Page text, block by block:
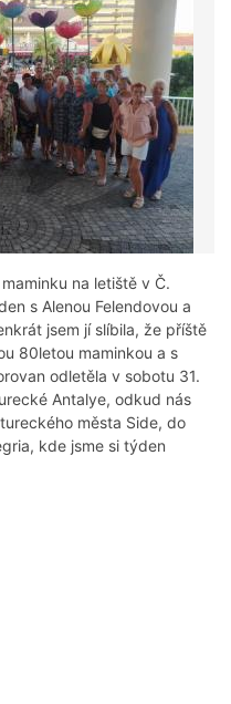
na letiště v Č.
s Alenou Felendovou a
jsem jí slíbila, že příště
80letou maminkou a s
odletěla v sobotu 31.
Antalye, odkud nás
města Side, do
kde jsme si týden